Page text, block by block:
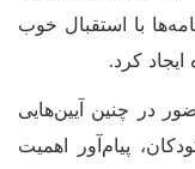
با استقبال خوب
کرد.
در چنین آیین‌هایی
پیام‌آور اهمیت